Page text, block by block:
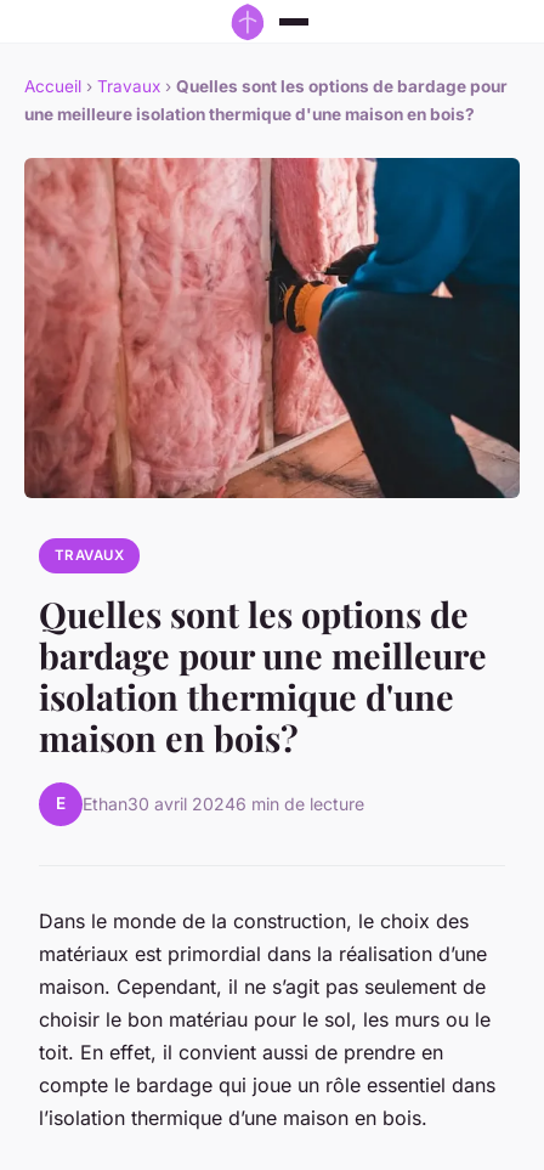
Accueil › Travaux › Quelles sont les options de bardage pour
une meilleure isolation thermique d'une maison en bois?
TRAVAUX
Quelles sont les options de
bardage pour une meilleure
isolation thermique d'une
maison en bois?
E Ethan30 avril 20246 min de lecture
Dans le monde de la construction, le choix des
matériaux est primordial dans la réalisation d’une
maison. Cependant, il ne s’agit pas seulement de
choisir le bon matériau pour le sol, les murs ou le
toit. En effet, il convient aussi de prendre en
compte le bardage qui joue un rôle essentiel dans
l’isolation thermique d’une maison en bois.